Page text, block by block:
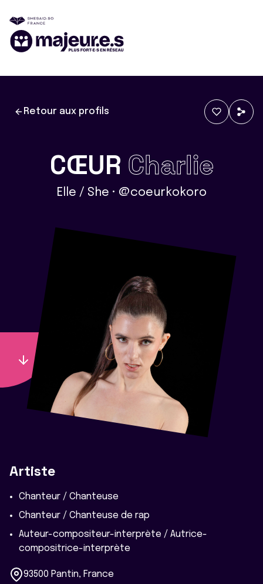
Retour aux profils
CŒUR Charlie
Elle / She • @coeurkokoro
Artiste
Chanteur / Chanteuse
Chanteur / Chanteuse de rap
Auteur-compositeur-interprète / Autrice-
compositrice-interprète
93500 Pantin, France